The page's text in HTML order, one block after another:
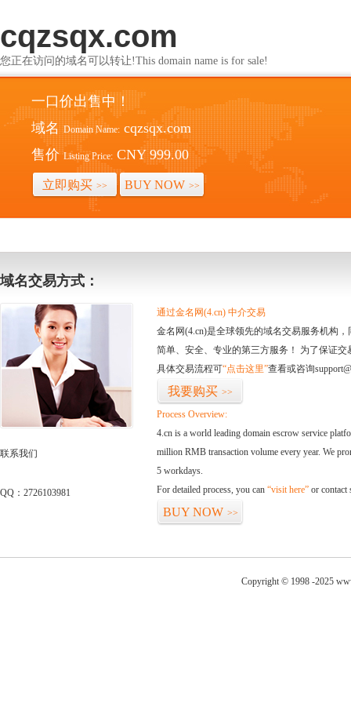
cqzsqx.com
您正在访问的域名可以转让!This domain name is for sale!
一口价出售中！
域名 Domain Name: cqzsqx.com
售价 Listing Price: CNY 999.00
立即购买 >> BUY NOW >>
域名交易方式：
联系我们
QQ：2726103981
通过金名网(4.cn) 中介交易
金名网(4.cn)是全球领先的域名交易服务机构
简单、安全、专业的第三方服务！ 为了保证
具体交易流程可“点击这里”查看或咨询
我要购买 >>
Process Overview:
4.cn is a world leading domain escrow service
million RMB transaction volume every year. We
5 workdays.
For detailed process, you can “visit here” or contact
BUY NOW >>
Copyright © 1998 -2025